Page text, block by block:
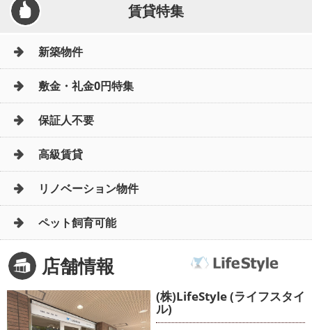
賃貸特集
新築物件
敷金・礼金0円特集
保証人不要
高級賃貸
リノベーション物件
ペット飼育可能
店舗情報
(株)LifeStyle (ライフスタイ
ル)